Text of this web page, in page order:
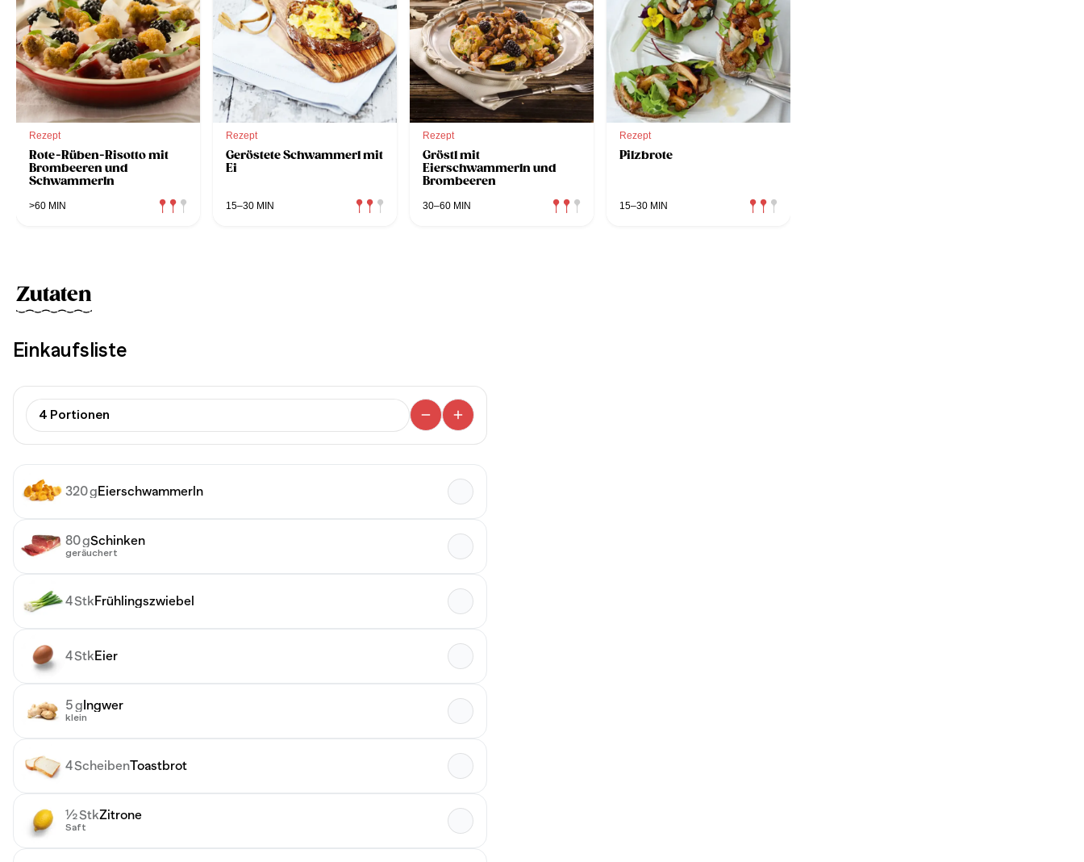
Rezept
Rote-Rüben-Risotto mit
Brombeeren und
Schwammerln
>60 MIN
Rezept
Geröstete Schwammerl mit
Ei
15–30 MIN
Rezept
Gröstl mit
Eierschwammerln und
Brombeeren
30–60 MIN
Rezept
Pilzbrote
15–30 MIN
Zutaten